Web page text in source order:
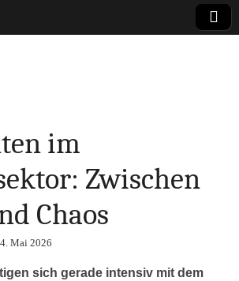
, Vertrieb-
Tipps
im
Zwischen
Chaos
4. Mai 2026
sich gerade intensiv mit dem